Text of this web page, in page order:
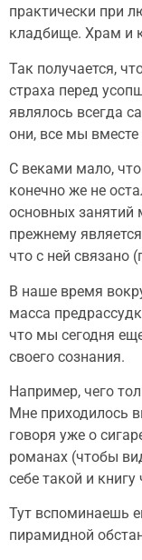
практически при
кладбище. Храм и
Так получается,
страха перед
являлось всегда
они, все мы
С веками мало,
конечно же не
основных занятий
прежнему
что с ней связано
В наше время
масса
что мы сегодня
своего сознания.
Например, чего
Мне приходилось
говоря уже о
романах (чтобы
себе такой и
Тут вспоминаешь
пирамидной